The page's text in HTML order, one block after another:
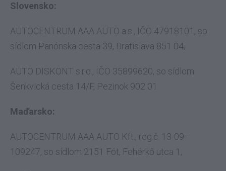
Slovensko:
AUTOCENTRUM AAA AUTO a.s., IČO 47918101, so
sídlom Panónska cesta 39, Bratislava 851 04,
AUTO DISKONT s.r.o., IČO 35899620, so sídlom
Šenkvická cesta 14/F, Pezinok 902 01
Maďarsko:
AUTOCENTRUM AAA AUTO Kft., reg.č. 13-09-
109247, so sídlom 2151 Fót, Fehérkő utca 1,